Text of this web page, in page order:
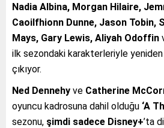
Nadia Albina, Morgan Hilaire,
Caoilfhionn Dunne, Jason Tobin,
Mays, Gary Lewis, Aliyah Odoffin
ilk sezondaki karakterleriyle yeniden
çıkıyor.
Ned Dennehy ve Catherine
oyuncu kadrosuna dahil olduğu ‘A
sezonu, şimdi sadece Disney+’ta